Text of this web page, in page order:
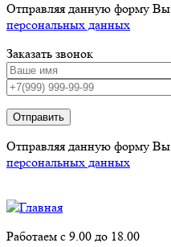
Отправляя данную форму Вы
персональных данных
Заказать звонок
Отправить
Отправляя данную форму Вы
персональных данных
Работаем с 9.00 до 18.00